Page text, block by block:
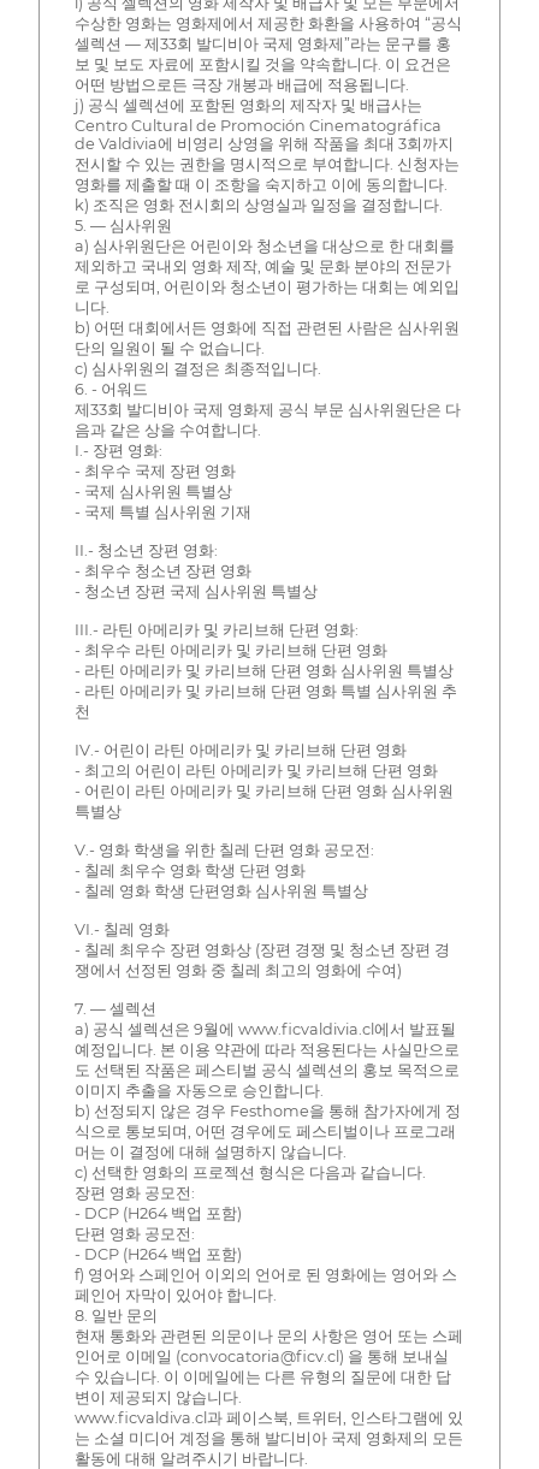
수상한 영화는 영화제에서 제공한 화환을 사용하여 “공식
셀렉션 — 제33회 발디비아 국제 영화제”라는 문구를 홍
보 및 보도 자료에 포함시킬 것을 약속합니다. 이 요건은
어떤 방법으로든 극장 개봉과 배급에 적용됩니다.
j) 공식 셀렉션에 포함된 영화의 제작자 및 배급사는
Centro Cultural de Promoción Cinematográfica
de Valdivia에 비영리 상영을 위해 작품을 최대 3회까지
전시할 수 있는 권한을 명시적으로 부여합니다. 신청자는
영화를 제출할 때 이 조항을 숙지하고 이에 동의합니다.
k) 조직은 영화 전시회의 상영실과 일정을 결정합니다.
5. — 심사위원
a) 심사위원단은 어린이와 청소년을 대상으로 한 대회를
제외하고 국내외 영화 제작, 예술 및 문화 분야의 전문가
로 구성되며, 어린이와 청소년이 평가하는 대회는 예외입
니다.
b) 어떤 대회에서든 영화에 직접 관련된 사람은 심사위원
단의 일원이 될 수 없습니다.
c) 심사위원의 결정은 최종적입니다.
6. - 어워드
제33회 발디비아 국제 영화제 공식 부문 심사위원단은 다
음과 같은 상을 수여합니다.
I.- 장편 영화:
- 최우수 국제 장편 영화
- 국제 심사위원 특별상
- 국제 특별 심사위원 기재
II.- 청소년 장편 영화:
- 최우수 청소년 장편 영화
- 청소년 장편 국제 심사위원 특별상
III.- 라틴 아메리카 및 카리브해 단편 영화:
- 최우수 라틴 아메리카 및 카리브해 단편 영화
- 라틴 아메리카 및 카리브해 단편 영화 심사위원 특별상
- 라틴 아메리카 및 카리브해 단편 영화 특별 심사위원 추
천
IV.- 어린이 라틴 아메리카 및 카리브해 단편 영화
- 최고의 어린이 라틴 아메리카 및 카리브해 단편 영화
- 어린이 라틴 아메리카 및 카리브해 단편 영화 심사위원
특별상
V.- 영화 학생을 위한 칠레 단편 영화 공모전:
- 칠레 최우수 영화 학생 단편 영화
- 칠레 영화 학생 단편영화 심사위원 특별상
VI.- 칠레 영화
- 칠레 최우수 장편 영화상 (장편 경쟁 및 청소년 장편 경
쟁에서 선정된 영화 중 칠레 최고의 영화에 수여)
7. — 셀렉션
a) 공식 셀렉션은 9월에 www.ficvaldivia.cl에서 발표될
예정입니다. 본 이용 약관에 따라 적용된다는 사실만으로
도 선택된 작품은 페스티벌 공식 셀렉션의 홍보 목적으로
이미지 추출을 자동으로 승인합니다.
b) 선정되지 않은 경우 Festhome을 통해 참가자에게 정
식으로 통보되며, 어떤 경우에도 페스티벌이나 프로그래
머는 이 결정에 대해 설명하지 않습니다.
c) 선택한 영화의 프로젝션 형식은 다음과 같습니다.
장편 영화 공모전:
- DCP (H264 백업 포함)
단편 영화 공모전:
- DCP (H264 백업 포함)
f) 영어와 스페인어 이외의 언어로 된 영화에는 영어와 스
페인어 자막이 있어야 합니다.
8. 일반 문의
현재 통화와 관련된 의문이나 문의 사항은 영어 또는 스페
인어로 이메일 (convocatoria@ficv.cl) 을 통해 보내실
수 있습니다. 이 이메일에는 다른 유형의 질문에 대한 답
변이 제공되지 않습니다.
www.ficvaldiva.cl과 페이스북, 트위터, 인스타그램에 있
는 소셜 미디어 계정을 통해 발디비아 국제 영화제의 모든
활동에 대해 알려주시기 바랍니다.